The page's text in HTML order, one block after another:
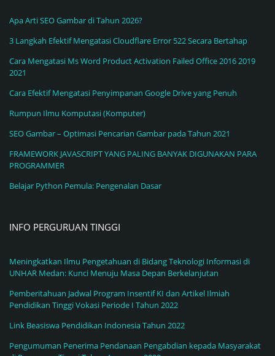
Apa Arti SEO Gambar di Tahun 2026?
3 Langkah Efektif Mengatasi Cloudflare Error 522 Secara Bertahap
Cara Mengatasi Ms Word Product Activation Failed Office 2016 2019
2021
Cara Efektif Mengatasi Penyimpanan Google Drive yang Penuh
Rumpun Ilmu Komputasi (Komputer)
SEO Gambar – Optimasi Pencarian Gambar pada Tahun 2021
FRAMEWORK JAVASCRIPT YANG PALING BANYAK DIGUNAKAN PARA
PROGRAMMER
Belajar Python Pemula: Pengenalan Dasar
INFO PERGURUAN TINGGI
Meningkatkan Ilmu Pengetahuan di Bidang Teknologi Informasi di
UNHAR Medan: Kunci Menuju Masa Depan Berkelanjutan
Pemberitahuan Jadwal Program Insentif KI dan Artikel Ilmiah
Pendidikan Tinggi Vokasi Periode I Tahun 2022
Link Beasiswa Pendidikan Indonesia Tahun 2022
Pengumuman Penerima Pendanaan Pengabdian kepada Masyarakat